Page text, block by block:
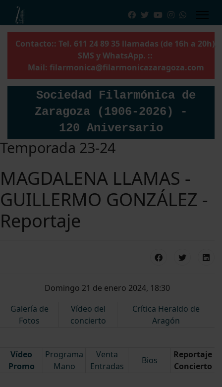
Contacto:: Tel. 611 24 89 35 llamadas (de 16h a 20h),
SMS y WhatsApp. ::
Mail: filarmonica@filarmonicazaragoza.com
Sociedad Filarmónica de
Zaragoza (1906-2026) -
120 Aniversario
Temporada 23-24
MAGDALENA LLAMAS -
GUILLERMO GONZÁLEZ -
Reportaje
Domingo 21 de enero 2024, 18:30
Galería de
Fotos
Vídeo del
concierto
Crítica Heraldo de
Aragón
Vídeo
Promo
Programa
Mano
Venta
Entradas
Bios
Reportaje
Concierto